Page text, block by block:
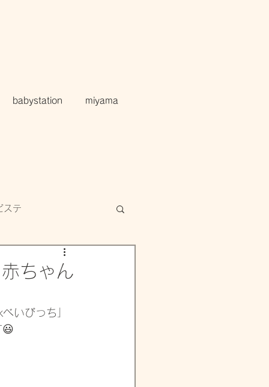
babystation miyama
ステ
ちゃん
いびっち」
😃